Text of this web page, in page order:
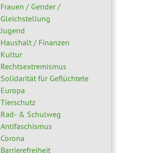
Frauen / Gender /
Gleichstellung
Jugend
Haushalt / Finanzen
Kultur
Rechtsextremismus
Solidarität für Geflüchtete
Europa
Tierschutz
Rad- & Schulweg
Antifaschismus
Corona
Barrierefreiheit